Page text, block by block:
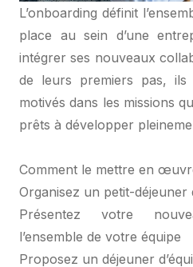
L’onboarding définit
place au sein d’une
intégrer ses nouveaux
de leurs premiers pas, ils
motivés dans les missions
prêts à développer
Comment le mettre en
Organisez un petit-déjeuner
Présentez votre
l’ensemble de votre équipe
Proposez un déjeuner